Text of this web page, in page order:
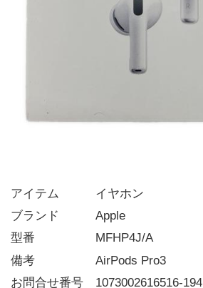
アイテム   イヤホン
ブランド   Apple
型番     MFHP4J/A
備考     AirPods Pro3
お問合せ番号 1073002616516-194